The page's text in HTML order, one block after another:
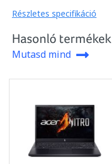
Részletes specifikáció
Hasonló termékek
Mutasd mind